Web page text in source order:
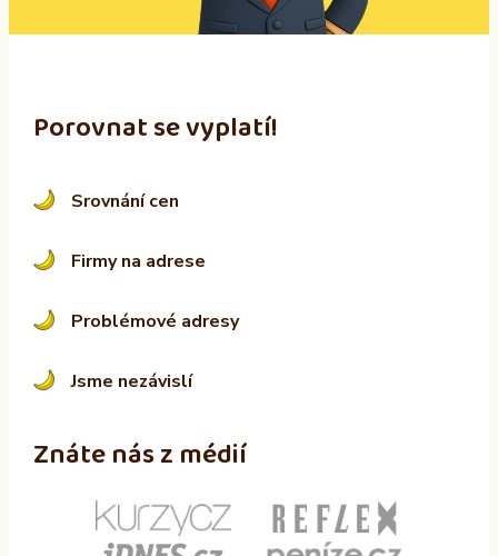
:
Porovnat se vyplatí!
Srovnání cen
Firmy na adrese
Problémové adresy
Jsme nezávislí
Znáte nás z médií